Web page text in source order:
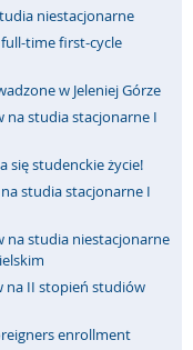
niestacjonarne
time first-cycle
w Jeleniej Górze
na studia stacjonarne I
się studenckie życie!
studia stacjonarne I
na studia niestacjonarne
na II stopień studiów
enrollment